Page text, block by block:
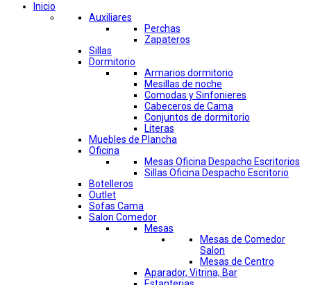
Inicio
Auxiliares
Perchas
Zapateros
Sillas
Dormitorio
Armarios dormitorio
Mesillas de noche
Comodas y Sinfonieres
Cabeceros de Cama
Conjuntos de dormitorio
Literas
Muebles de Plancha
Oficina
Mesas Oficina Despacho Escritorios
Sillas Oficina Despacho Escritorio
Botelleros
Outlet
Sofas Cama
Salon Comedor
Mesas
Mesas de Comedor
Salon
Mesas de Centro
Aparador, Vitrina, Bar